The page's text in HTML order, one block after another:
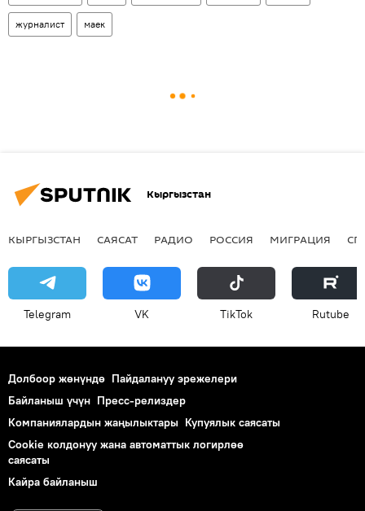
журналист маек
Кыргызстан
КЫРГЫЗСТАН САЯСАТ РАДИО РОССИЯ МИГРАЦИЯ
Telegram VK ТikТоk Rutube
Долбоор жөнүндө Пайдалануу эрежелери
Байланыш үчүн Пресс-релиздер
Компаниялардын жаңылыктары Купуялык саясаты
Cookie колдонуу жана автоматтык логирлөө
саясаты
Кайра байланыш